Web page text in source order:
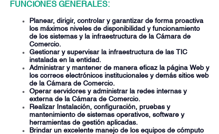
FUNCIONES GENERALES:
Planear, dirigir, controlar y garantizar de forma proactiva
los máximos niveles de disponibilidad y funcionamiento
de los sistemas y la infraestructura de la Cámara de
Comercio.
Gestionar y supervisar la infraestructura de las TIC
instalada en la entidad.
Administrar y mantener de manera eficaz la página Web y
los correos electrónicos institucionales y demás sitios web
de la Cámara de Comercio.
Operar servidores y administrar la redes internas y
externa de la Cámara de Comercio.
Realizar Instalación, configuración, pruebas y
mantenimiento de sistemas operativos, software y
herramientas de gestión aplicadas.
Brindar un excelente manejo de los equipos de cómputo